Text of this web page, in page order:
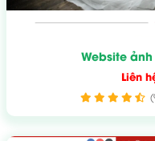
Website
Liên